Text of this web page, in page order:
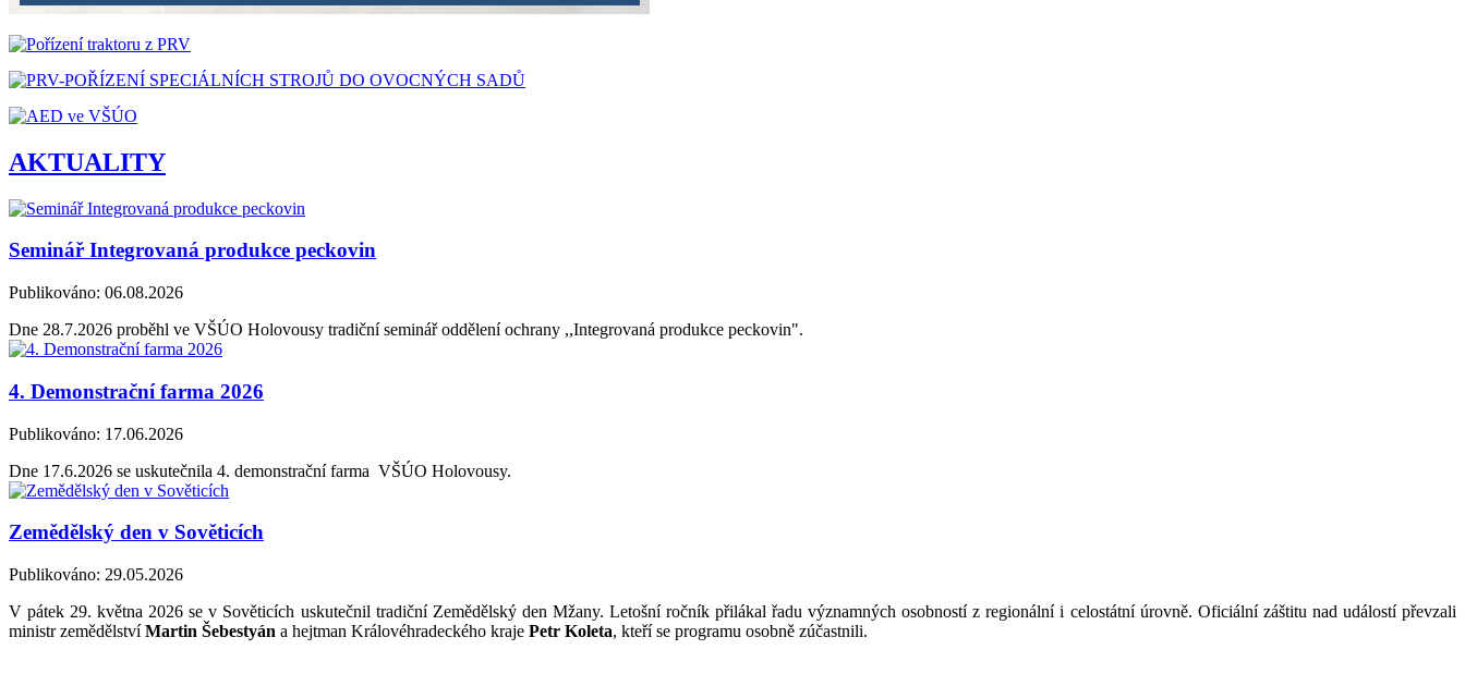
AKTUALITY
Seminář Integrovaná produkce peckovin
Publikováno: 06.08.2026
Dne 28.7.2026 proběhl ve VŠÚO Holovousy tradiční seminář oddělení ochrany ,,Integrovaná produkce peckovin".
4. Demonstrační farma 2026
Publikováno: 17.06.2026
Dne 17.6.2026 se uskutečnila 4. demonstrační farma VŠÚO Holovousy.
Zemědělský den v Sověticích
Publikováno: 29.05.2026
V pátek 29. května 2026 se v Sověticích uskutečnil tradiční Zemědělský den Mžany. Letošní ročník přilákal řadu významných osobností z regionální i celostátní úrovně. Oficiální záštitu nad událostí převzali
ministr zemědělstvíMartin Šebestyán a hejtman Královéhradeckého kraje Petr Koleta, kteří se programu osobně zúčastnili.